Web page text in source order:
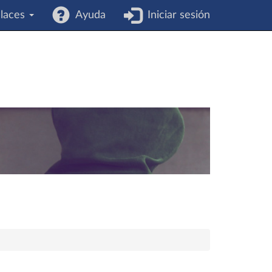
Ayuda Iniciar sesión